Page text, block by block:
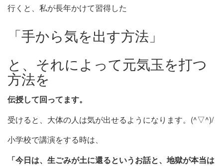
行くと、私が長年かけて習得した
「手から気を出す方法」
と、それによって元気玉を打つ
方法を
伝授して回ってます。
受けると、大体の人は気が出せるようになります。(^▽^)/
小学校で講演をする時は、
「今日は、生ごみが土に還るというお話と、地獄が本当は